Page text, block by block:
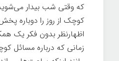
که وقتی شب بیدار
کوچک از روز را دوباره
اظهارنظر بدون فکر یک
زمانی که درباره مسائل